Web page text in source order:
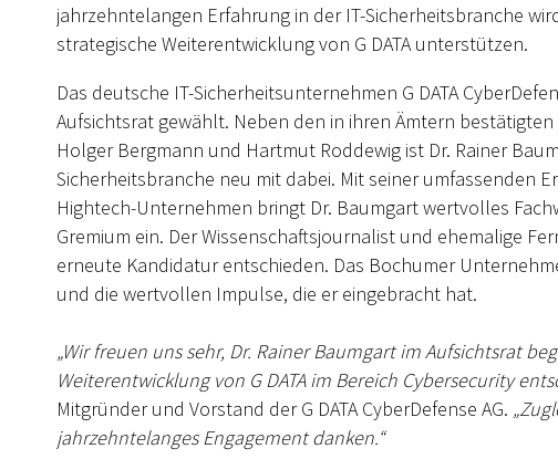
jahrzehntelangen Erfahrung in der IT-Sicherheitsbranche
strategische Weiterentwicklung von G DATA unterstützen.
Das deutsche IT-Sicherheitsunternehmen G DATA
Aufsichtsrat gewählt. Neben den in ihren Ämtern
Holger Bergmann und Hartmut Roddewig ist Dr. Rainer
Sicherheitsbranche neu mit dabei. Mit seiner umfassenden
Hightech-Unternehmen bringt Dr. Baumgart wertvolles
Gremium ein. Der Wissenschaftsjournalist und ehemalige
erneute Kandidatur entschieden. Das Bochumer
und die wertvollen Impulse, die er eingebracht hat.
„Wir freuen uns sehr, Dr. Rainer Baumgart im Aufsichtsrat
Weiterentwicklung von G DATA im Bereich Cybersecurity
Mitgründer und Vorstand der G DATA CyberDefense AG.
jahrzehntelanges Engagement danken.“